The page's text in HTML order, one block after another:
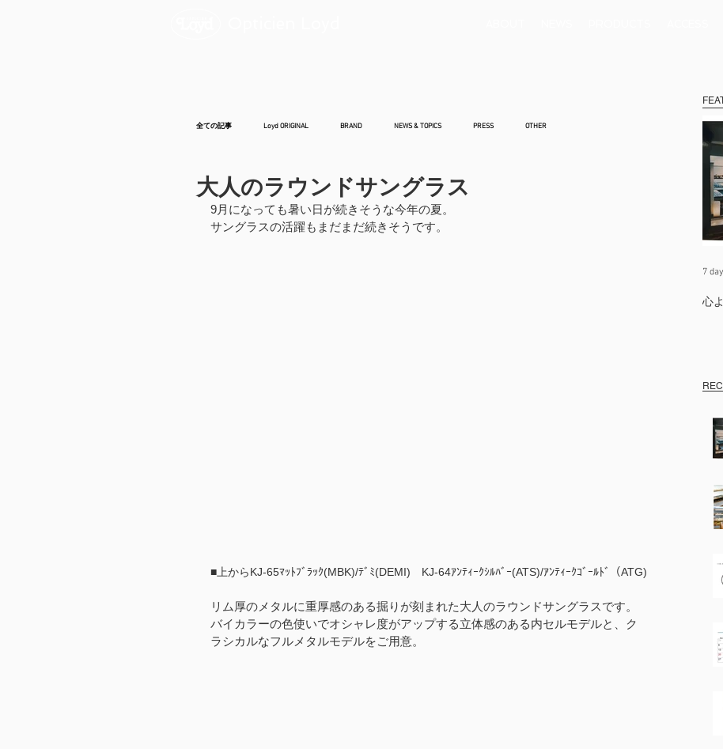
全ての記事 Loyd ORIGINAL BRAND NEWS & TOPICS PRESS OTHER
大人のラウンドサングラス
9月になっても暑い日が続きそうな今年の夏。
サングラスの活躍もまだまだ続きそうです。
■上からKJ-65ﾏｯﾄﾌﾞﾗｯｸ(MBK)/ﾃﾞﾐ(DEMI)　KJ-64ｱﾝﾃｨｰｸｼﾙﾊﾞｰ(ATS)/ｱﾝﾃｨｰｸｺﾞｰﾙﾄﾞ（ATG)
リム厚のメタルに重厚感のある掘りが刻まれた大人のラウンドサングラスです。
バイカラーの色使いでオシャレ度がアップする立体感のある内セルモデルと、ク
ラシカルなフルメタルモデルをご用意。
心
7